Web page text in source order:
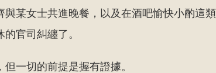
某女士共進晚餐，以及在酒吧愉快小酌這
官司糾纏了。
一切的前提是握有證據。